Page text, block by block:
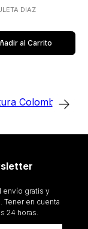
DIAZ
al Carrito
envío gratis y
Tener en cuenta
24 horas.